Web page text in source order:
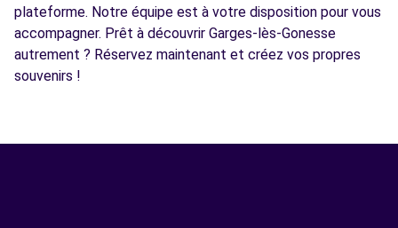
plateforme. Notre équipe est à votre disposition pour vous
accompagner. Prêt à découvrir Garges-lès-Gonesse
autrement ? Réservez maintenant et créez vos propres
souvenirs !